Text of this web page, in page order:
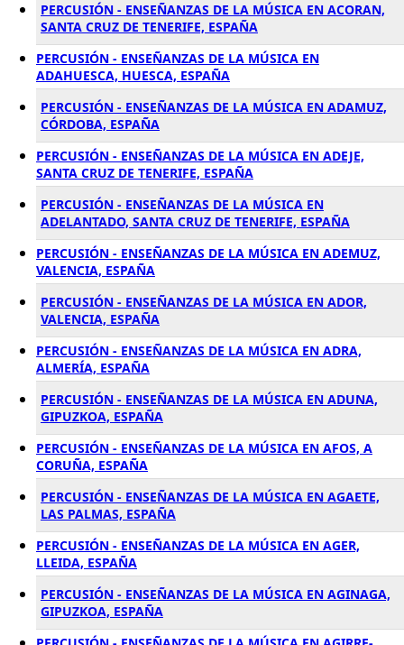
PERCUSIÓN - ENSEÑANZAS DE LA MÚSICA EN ACORAN,
SANTA CRUZ DE TENERIFE, ESPAÑA
PERCUSIÓN - ENSEÑANZAS DE LA MÚSICA EN
ADAHUESCA, HUESCA, ESPAÑA
PERCUSIÓN - ENSEÑANZAS DE LA MÚSICA EN ADAMUZ,
CÓRDOBA, ESPAÑA
PERCUSIÓN - ENSEÑANZAS DE LA MÚSICA EN ADEJE,
SANTA CRUZ DE TENERIFE, ESPAÑA
PERCUSIÓN - ENSEÑANZAS DE LA MÚSICA EN
ADELANTADO, SANTA CRUZ DE TENERIFE, ESPAÑA
PERCUSIÓN - ENSEÑANZAS DE LA MÚSICA EN ADEMUZ,
VALENCIA, ESPAÑA
PERCUSIÓN - ENSEÑANZAS DE LA MÚSICA EN ADOR,
VALENCIA, ESPAÑA
PERCUSIÓN - ENSEÑANZAS DE LA MÚSICA EN ADRA,
ALMERÍA, ESPAÑA
PERCUSIÓN - ENSEÑANZAS DE LA MÚSICA EN ADUNA,
GIPUZKOA, ESPAÑA
PERCUSIÓN - ENSEÑANZAS DE LA MÚSICA EN AFOS, A
CORUÑA, ESPAÑA
PERCUSIÓN - ENSEÑANZAS DE LA MÚSICA EN AGAETE,
LAS PALMAS, ESPAÑA
PERCUSIÓN - ENSEÑANZAS DE LA MÚSICA EN AGER,
LLEIDA, ESPAÑA
PERCUSIÓN - ENSEÑANZAS DE LA MÚSICA EN AGINAGA,
GIPUZKOA, ESPAÑA